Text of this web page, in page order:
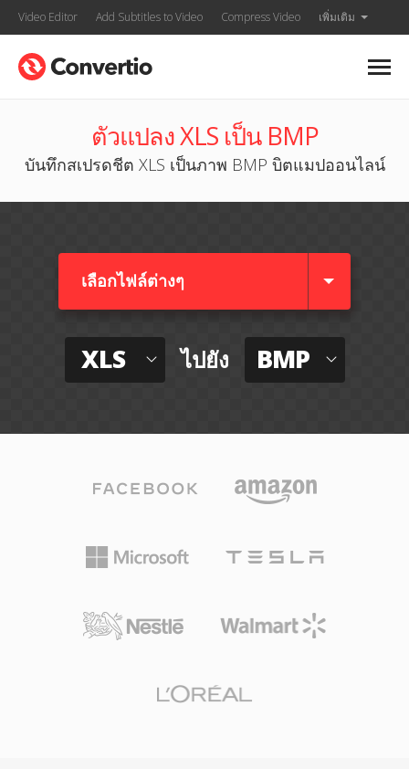
Video Editor Add Subtitles to Video Compress Video เพิ่มเติม
ตัวแปลง XLS เป็น BMP
บันทึกสเปรดชีต XLS เป็นภาพ BMP บิตแมปออนไลน์
เลือกไฟล์ต่างๆ​
XLS ไปยัง BMP